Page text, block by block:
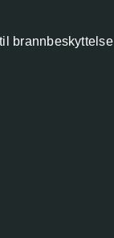
brannbeskyttelse